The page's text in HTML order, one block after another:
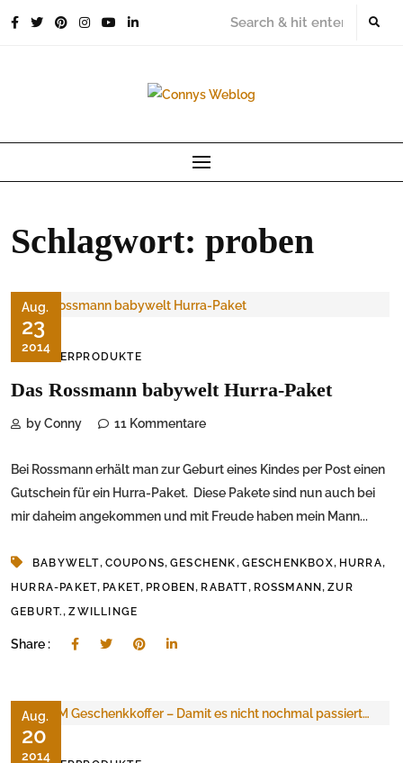
Schlagwort: proben
Aug.
23
2014
KINDERPRODUKTE
Das Rossmann babywelt Hurra-Paket
by Conny 11 Kommentare
Bei Rossmann erhält man zur Geburt eines Kindes per Post einen
Gutschein für ein Hurra-Paket. Diese Pakete sind nun auch bei
mir daheim angekommen und mit Freude haben mein Mann...
BABYWELT, COUPONS,GESCHENK, GESCHENKBOX, HURRA,
HURRA-PAKET, PAKET, PROBEN, RABATT, ROSSMANN,ZUR
GEBURT.,ZWILLINGE
Share :
Aug.
20
2014